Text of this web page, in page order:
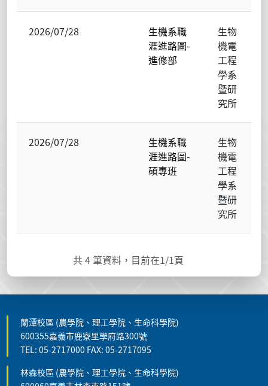
2026/07/28
生機系職
涯進路圖-
進修部
生物
機電
工程
學系
暨研
究所
2026/07/28
生機系職
涯進路圖-
碩專班
生物
機電
工程
學系
暨研
究所
共4 筆資料，目前在1/1頁
蘭潭校區 (農學院、理工學院、生命科學院)
600355嘉義市鹿寮里學府路300號
TEL: 05-2717000 FAX: 05-2717095
林森校區 (農學院、理工學院、生命科學院)